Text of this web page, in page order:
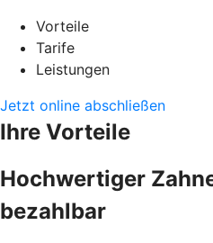
Vorteile
Tarife
Leistungen
Jetzt online abschließen
Ihre Vorteile
Hochwertiger
bezahlbar